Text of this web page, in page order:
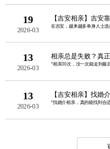
19
2026-03
【吉安相亲】吉安
13
2026-03
相亲总是失败？真
13
2026-03
【吉安相亲】找婚